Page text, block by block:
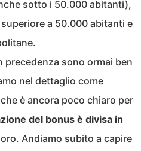
sotto i 50.000 abitanti),
a 50.000 abitanti e
sono ormai ben
nel dettaglio come
è ancora poco chiaro per
del bonus è divisa in
Andiamo subito a capire